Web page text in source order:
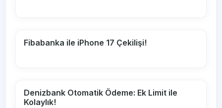
Fibabanka ile iPhone 17 Çekilişi!
Denizbank Otomatik Ödeme: Ek Limit ile
Kolaylık!